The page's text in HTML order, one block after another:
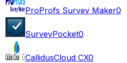
ProProfs Survey Maker0
SurveyPocket0
CallidusCloud CX0